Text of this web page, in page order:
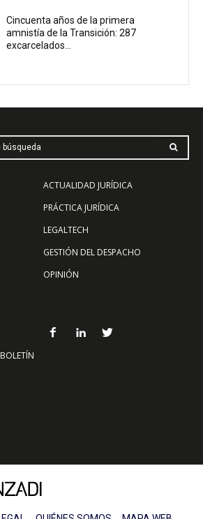
Cincuenta años de la primera
amnistía de la Transición: 287
excarcelados...
búsqueda
ACTUALIDAD JURÍDICA
PRÁCTICA JURÍDICA
LEGALTECH
GESTIÓN DEL DESPACHO
OPINIÓN